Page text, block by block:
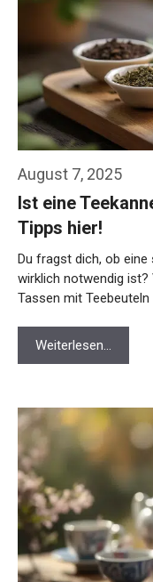
August 7, 2025
Ist eine
Tipps hier!
Du fragst dich, ob eine
wirklich notwendig ist?
Tassen mit Teebeuteln
Weiterlesen…